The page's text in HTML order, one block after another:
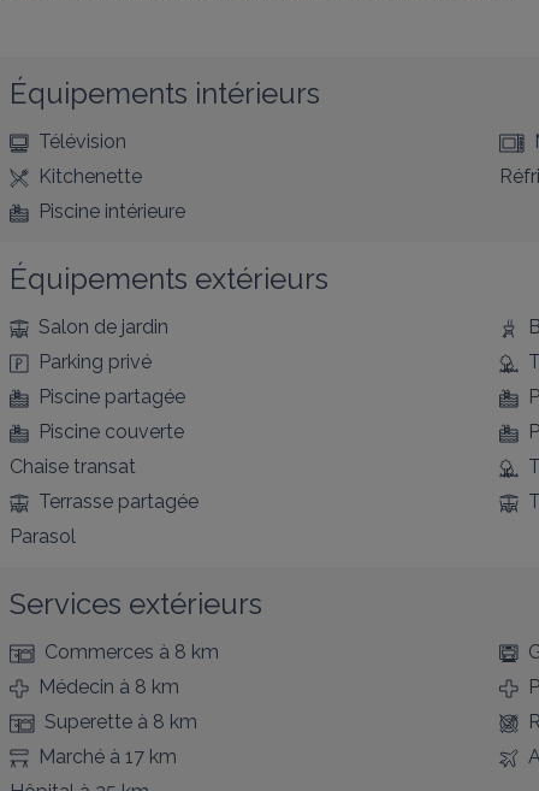
Équipements intérieurs
Télévision
Kitchenette
Piscine intérieure
Équipements extérieurs
Salon de jardin
Parking privé
Piscine partagée
Piscine couverte
Chaise transat
Terrasse partagée
Parasol
Services extérieurs
Commerces à 8 km
Médecin à 8 km
Superette à 8 km
Marché à 17 km